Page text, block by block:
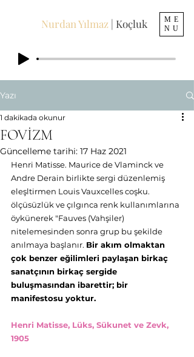
ME
NU
Nurdan Yılmaz | Koçluk
Yazı
FOVİZM
1 dakikada okunur
Güncelleme tarihi: 17 Haz 2021
Henri Matisse. Maurice de Vlaminck ve
Andre Derain birlikte sergi düzenlemiş
eleşltirmen Louis Vauxcelles coşku.
ölçüsüzlük ve çılgınca renk kullanımlarına
öykünerek "Fauves (Vahşiler)
nitelemesinden sonra grup bu şekilde
anılmaya başlanır. Bir akım olmaktan
çok benzer eğilimleri paylaşan birkaç
sanatçının birkaç sergide
buluşmasından ibarettir; bir
manifestosu yoktur.
Henri Matisse, Lüks, Sükunet ve Zevk,
1905